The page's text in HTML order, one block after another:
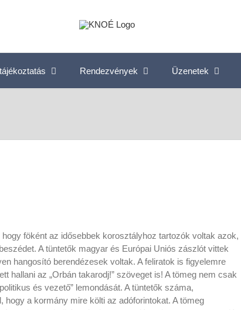
Rendezvények Üzenetek
föként az idősebbek korosztályhoz tartozók voltak azok,
A tüntetők magyar és Európai Uniós zászlót vittek
hangosító berendézesek voltak. A feliratok is figyelemre
hallani az „Orbán takarodj!” szöveget is! A tömeg nem csak
és vezető” lemondását. A tüntetők száma,
a kormány mire költi az adóforintokat. A tömeg